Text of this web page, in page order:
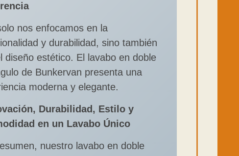
nos enfocamos en la
y durabilidad, sino también
diseño estético. El lavabo en doble
de Bunkervan presenta una
moderna y elegante.
Durabilidad, Estilo y
en un Lavabo Único
nuestro lavabo en doble